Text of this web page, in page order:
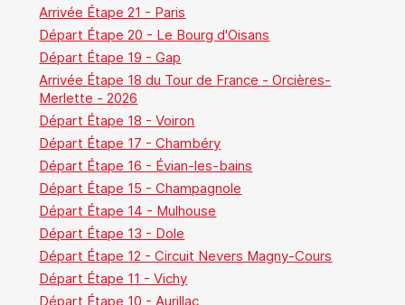
Arrivée Étape 21 - Paris
Départ Étape 20 - Le Bourg d'Oisans
Départ Étape 19 - Gap
Arrivée Étape 18 du Tour de France - Orcières-
Merlette - 2026
Départ Étape 18 - Voiron
Départ Étape 17 - Chambéry
Départ Étape 16 - Évian-les-bains
Départ Étape 15 - Champagnole
Départ Étape 14 - Mulhouse
Départ Étape 13 - Dole
Départ Étape 12 - Circuit Nevers Magny-Cours
Départ Étape 11 - Vichy
Départ Étape 10 - Aurillac